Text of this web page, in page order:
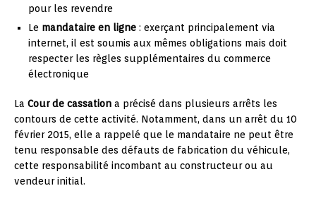
pour les revendre
Le mandataire en ligne : exerçant principalement via
internet, il est soumis aux mêmes obligations mais doit
respecter les règles supplémentaires du commerce
électronique
La Cour de cassation a précisé dans plusieurs arrêts les
contours de cette activité. Notamment, dans un arrêt du 10
février 2015, elle a rappelé que le mandataire ne peut être
tenu responsable des défauts de fabrication du véhicule,
cette responsabilité incombant au constructeur ou au
vendeur initial.